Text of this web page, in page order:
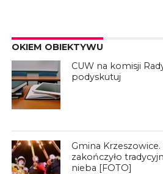
OKIEM OBIEKTYWU
CUW na komisji
podyskutuj
Gmina Krzeszowice.
zakończyło
nieba [FOTO]